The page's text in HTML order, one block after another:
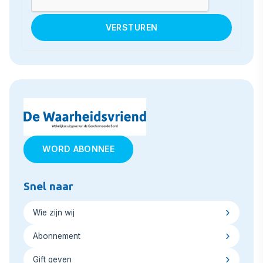
WORD ABONNEE
Snel naar
Wie zijn wij
Abonnement
Gift geven